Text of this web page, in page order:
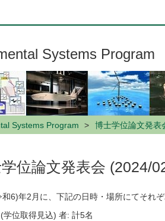
Systems Program
Systems Program 博士学位論文発
位論文発表会 (2024/
6)年2月に、下記の日時・場所にてそれ
学位取得見込) 者: 計5名